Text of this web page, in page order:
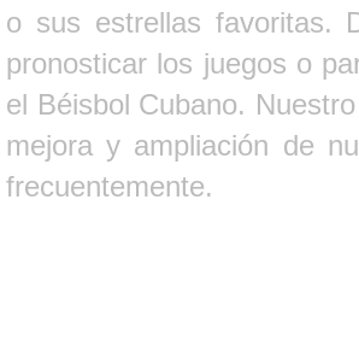
o sus estrellas favoritas.
pronosticar los juegos o
el Béisbol Cubano.
mejora y ampliación de
frecuentemente.